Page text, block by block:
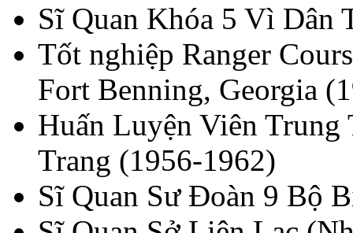
Sĩ Quan Khóa 5 Vì Dân
Tốt nghiệp Ranger
Fort Benning, Georgia
Huấn Luyện Viên
Trang (1956-1962)
Sĩ Quan Sư Ðoàn 9 Bộ